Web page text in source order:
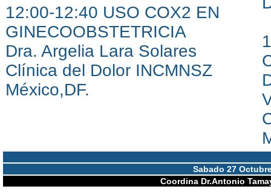
12:00-12:40 USO COX2 EN
GINECOOBSTETRICIA
Dra. Argelia Lara Solares
Clínica del Dolor INCMNSZ
México,DF.
Sabado 27
Coordina Dr.Antonio